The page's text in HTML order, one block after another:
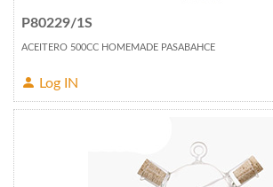
P80229/1S
ACEITERO 500CC HOMEMADE PASABAHCE
Log IN